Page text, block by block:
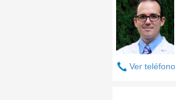
Ver teléfono